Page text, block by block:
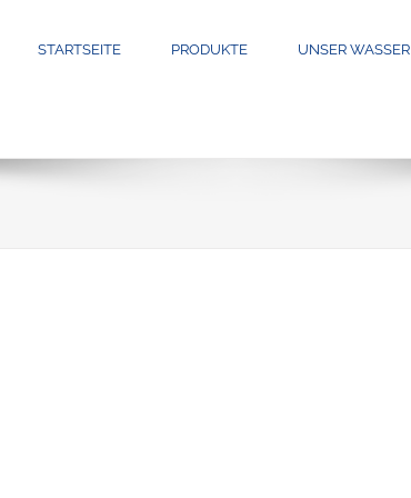
STARTSEITE PRODUKTE UNSER WASSER